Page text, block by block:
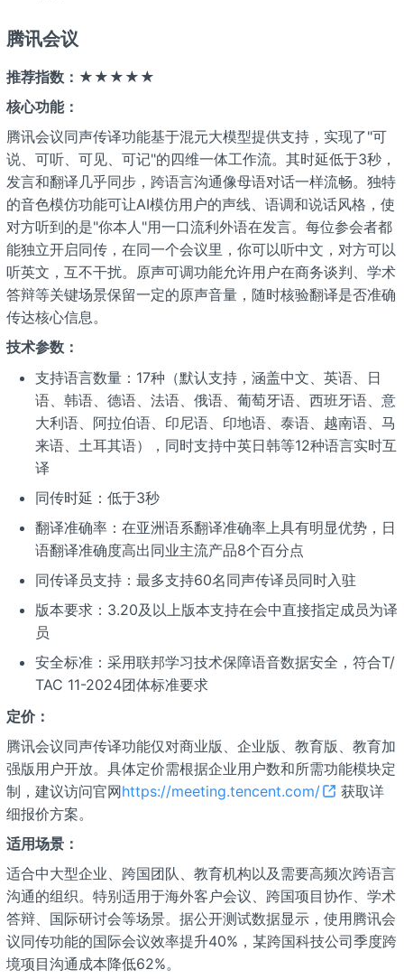
腾讯会议
推荐指数：★★★★★
核心功能：
腾讯会议同声传译功能基于混元大模型提供支持，实现了"可
说、可听、可见、可记"的四维一体工作流。其时延低于3秒，
发言和翻译几乎同步，跨语言沟通像母语对话一样流畅。独特
的音色模仿功能可让AI模仿用户的声线、语调和说话风格，使
对方听到的是"你本人"用一口流利外语在发言。每位参会者都
能独立开启同传，在同一个会议里，你可以听中文，对方可以
听英文，互不干扰。原声可调功能允许用户在商务谈判、学术
答辩等关键场景保留一定的原声音量，随时核验翻译是否准确
传达核心信息。
技术参数：
支持语言数量：17种（默认支持，涵盖中文、英语、日
语、韩语、德语、法语、俄语、葡萄牙语、西班牙语、意
大利语、阿拉伯语、印尼语、印地语、泰语、越南语、马
来语、土耳其语），同时支持中英日韩等12种语言实时互
译
同传时延：低于3秒
翻译准确率：在亚洲语系翻译准确率上具有明显优势，日
语翻译准确度高出同业主流产品8个百分点
同传译员支持：最多支持60名同声传译员同时入驻
版本要求：3.20及以上版本支持在会中直接指定成员为译
员
安全标准：采用联邦学习技术保障语音数据安全，符合T/
TAC 11-2024团体标准要求
定价：
腾讯会议同声传译功能仅对商业版、企业版、教育版、教育加
强版用户开放。具体定价需根据企业用户数和所需功能模块定
制，建议访问官网https://meeting.tencent.com/
获取详
细报价方案。
适用场景：
适合中大型企业、跨国团队、教育机构以及需要高频次跨语言
沟通的组织。特别适用于海外客户会议、跨国项目协作、学术
答辩、国际研讨会等场景。据公开测试数据显示，使用腾讯会
议同传功能的国际会议效率提升40%，某跨国科技公司季度跨
境项目沟通成本降低62%。